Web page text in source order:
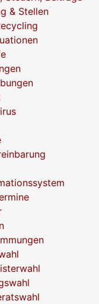
& Stellen